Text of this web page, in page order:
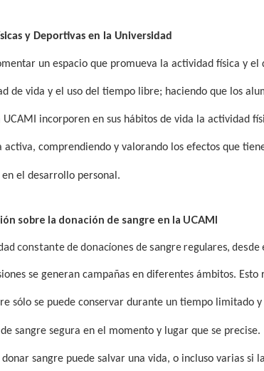
y Deportivas en la Universidad
un espacio que promueva la actividad física y
de vida y el uso del tiempo libre; haciendo que los
UCAMI incorporen en sus hábitos de vida la actividad
activa, comprendiendo y valorando los efectos que
el desarrollo personal.
sobre la donación de sangre en la UCAMI
constante de donaciones de sangre regulares, desde
se generan campañas en diferentes ámbitos.
sólo se puede conservar durante un tiempo limitado
sangre segura en el momento y lugar que se precise.
donar sangre puede salvar una vida, o incluso varias si